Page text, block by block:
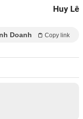
Huy Lê
Doanh Copy link